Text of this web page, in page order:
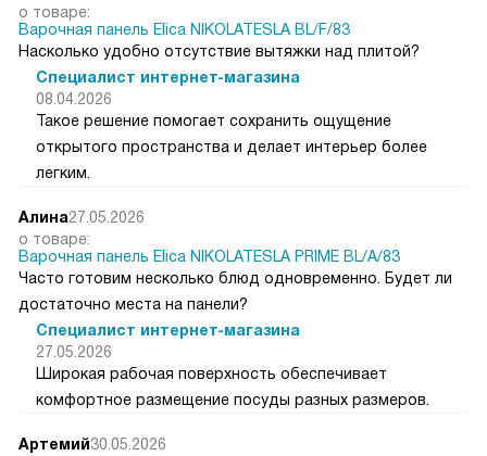
о товаре:
Варочная панель Elica NIKOLATESLA BL/F/83
Насколько удобно отсутствие вытяжки над плитой?
Специалист интернет-магазина
08.04.2026
Такое решение помогает сохранить ощущение
открытого пространства и делает интерьер более
легким.
Алина27.05.2026
о товаре:
Варочная панель Elica NIKOLATESLA PRIME BL/A/83
Часто готовим несколько блюд одновременно. Будет ли
достаточно места на панели?
Специалист интернет-магазина
27.05.2026
Широкая рабочая поверхность обеспечивает
комфортное размещение посуды разных размеров.
Артемий30.05.2026